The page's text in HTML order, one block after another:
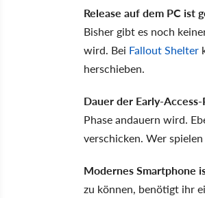
Release auf dem PC ist
Bisher gibt es noch
wird. Bei Fallout Shelter
herschieben.
Dauer der Early-
Phase andauern wird.
verschicken. Wer
Modernes Smartphone
zu können, benötigt ihr